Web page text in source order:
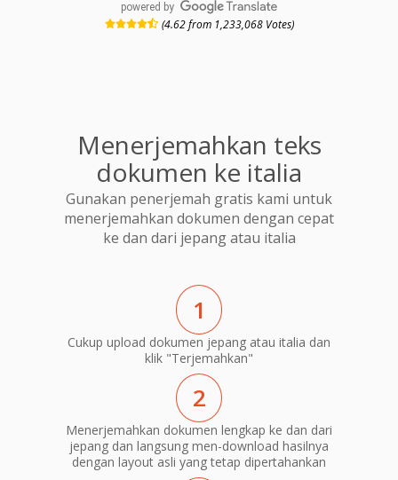
powered by
(4.62 from 1,233,068 Votes)
Menerjemahkan teks
dokumen ke italia
Gunakan penerjemah gratis kami untuk
menerjemahkan dokumen dengan cepat
ke dan dari jepang atau italia
1
Cukup upload dokumen jepang atau italia dan
klik "Terjemahkan"
2
Menerjemahkan dokumen lengkap ke dan dari
jepang dan langsung men-download hasilnya
dengan layout asli yang tetap dipertahankan